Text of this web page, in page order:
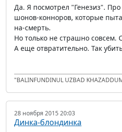
Да. Я посмотрел "Генезиз". Про
шонов-конноров, которые
на-смерть.
Но только не страшно совсем.
А еще отвратительно. Так
"BALINFUNDINUL UZBAD
28 ноября 2015 20:03
Динка-блондинка